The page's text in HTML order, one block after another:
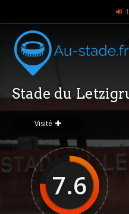
Stade du
Visité
7.6